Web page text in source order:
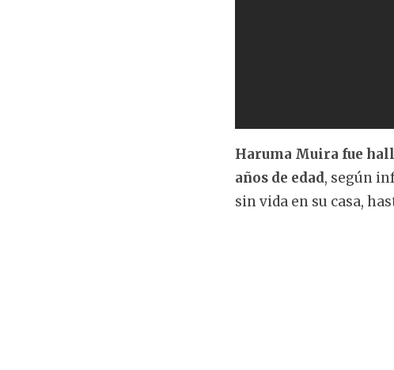
Haruma Muira fue
años de edad, según
sin vida en su casa,